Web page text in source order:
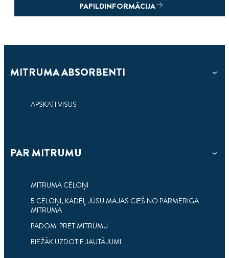
3 min
KONDENSĀCIJAS UN IZVAIRIETIES NO TĀS
SEKĀM
Kondensācija var bojāt jūsu namīpašumu.
PAPILDINFORMĀCIJA
MITRUMA ABSORBENTI
APSKATI VISUS
PAR MITRUMU
MITRUMA CĒLOŅI
5 CĒLOŅI, KĀDĒĻ JŪSU MĀJAS CIEŠ NO PĀRMĒRĪGA
MITRUMA
PADOMI PRET MITRUMU
BIEŽĀK UZDOTIE JAUTĀJUMI